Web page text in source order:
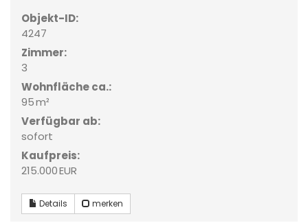
Objekt-ID:
4247
Zimmer:
3
Wohnfläche ca.:
95 m²
Verfügbar ab:
sofort
Kaufpreis:
215.000 EUR
Details merken